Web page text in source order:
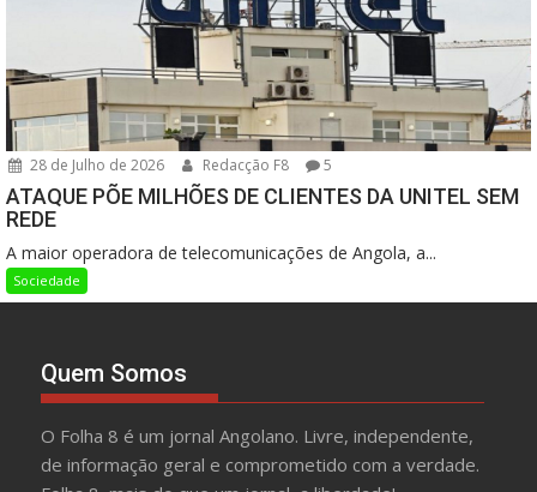
28 de Julho de 2026 Redacção F8 5
ATAQUE PÕE MILHÕES DE CLIENTES DA UNITEL SEM
REDE
A maior operadora de telecomunicações de Angola, a...
Sociedade
Quem Somos
O Folha 8 é um jornal Angolano. Livre, independente,
de informação geral e comprometido com a verdade.